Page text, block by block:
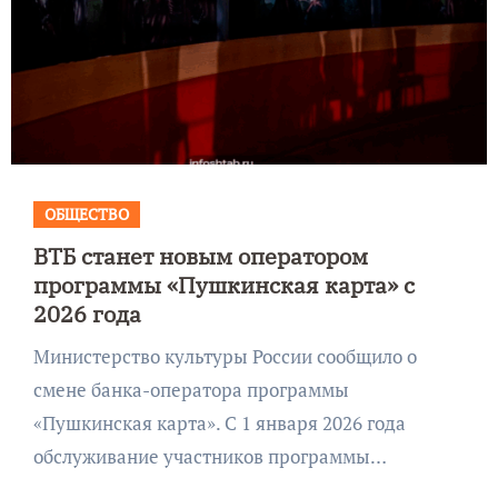
ОБЩЕСТВО
ВТБ станет новым оператором
программы «Пушкинская карта» с
2026 года
Министерство культуры России сообщило о
смене банка-оператора программы
«Пушкинская карта». С 1 января 2026 года
обслуживание участников программы…